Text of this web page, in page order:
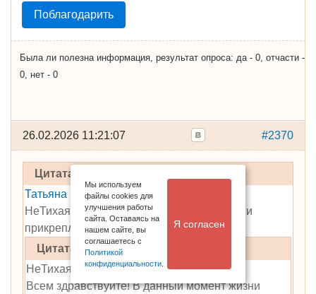
Поблагодарить
Была ли полезна информация, результат опроса: да - 0, отчасти -
0, нет - 0
#2370
26.02.2026 11:21:07
Цитата
Татьяна Чодроннаписал:
НеТихая , у вас разные карты - по ссылке и
прикрепленные. Какая правильная?
Цитата
НеТихая написал:
Всем здравствуйте! В данный момент жизни
Мы используем
файлы cookies для
улучшения работы
сайта. Оставаясь на
нашем сайте, вы
соглашаетесь с
Политикой
конфиденциальности
Я согласен